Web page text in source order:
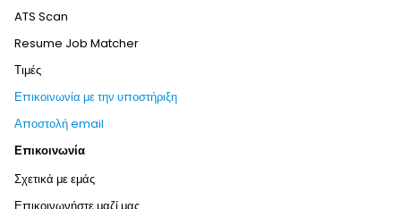
ATS Scan
Resume Job Matcher
Τιμές
Επικοινωνία με την υποστήριξη
Αποστολή email
Επικοινωνία
Σχετικά με εμάς